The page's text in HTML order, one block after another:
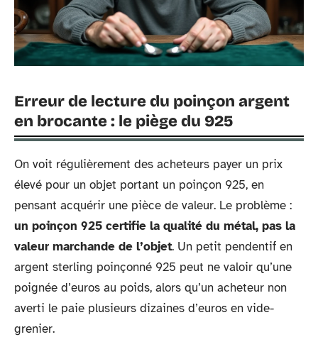
Erreur de lecture du poinçon argent
en brocante : le piège du 925
On voit régulièrement des acheteurs payer un prix
élevé pour un objet portant un poinçon 925, en
pensant acquérir une pièce de valeur. Le problème :
un poinçon 925 certifie la qualité du métal, pas la
valeur marchande de l’objet. Un petit pendentif en
argent sterling poinçonné 925 peut ne valoir qu’une
poignée d’euros au poids, alors qu’un acheteur non
averti le paie plusieurs dizaines d’euros en vide-
grenier.